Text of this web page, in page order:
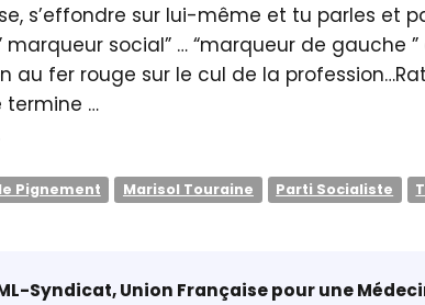
s’effondre sur lui-même et tu parles et
marqueur social” … “marqueur de gauche
au fer rouge sur le cul de la
termine …
Pignement Marisol Touraine Parti Socialiste
Syndicat, Union Française pour une